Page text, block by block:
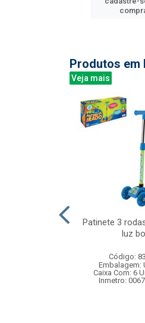
Produtos em
Veja mais
Patinete 3
luz
Código:
Embalagem:
Caixa Com: 6
Inmetro: